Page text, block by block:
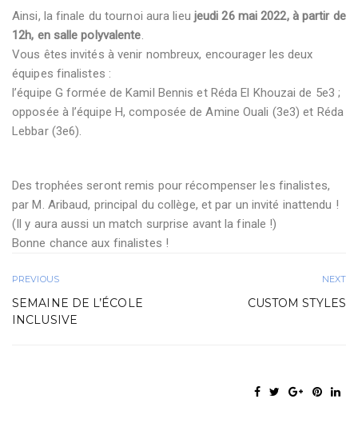
Ainsi, la finale du tournoi aura lieu jeudi 26 mai 2022, à partir de
12h, en salle polyvalente.
Vous êtes invités à venir nombreux, encourager les deux
équipes finalistes :
l’équipe G formée de Kamil Bennis et Réda El Khouzai de 5e3 ;
opposée à l’équipe H, composée de Amine Ouali (3e3) et Réda
Lebbar (3e6).
Des trophées seront remis pour récompenser les finalistes,
par M. Aribaud, principal du collège, et par un invité inattendu !
(Il y aura aussi un match surprise avant la finale !)
Bonne chance aux finalistes !
PREVIOUS
SEMAINE DE L’ÉCOLE
INCLUSIVE
NEXT
CUSTOM STYLES